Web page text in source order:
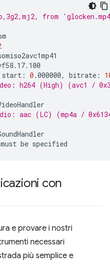
from
start: 0 .000000, bitrate:
h264 (High) (avc1 /
aac (LC) (mp4a /
must be
con
e provare i nostri
necessari
più semplice e